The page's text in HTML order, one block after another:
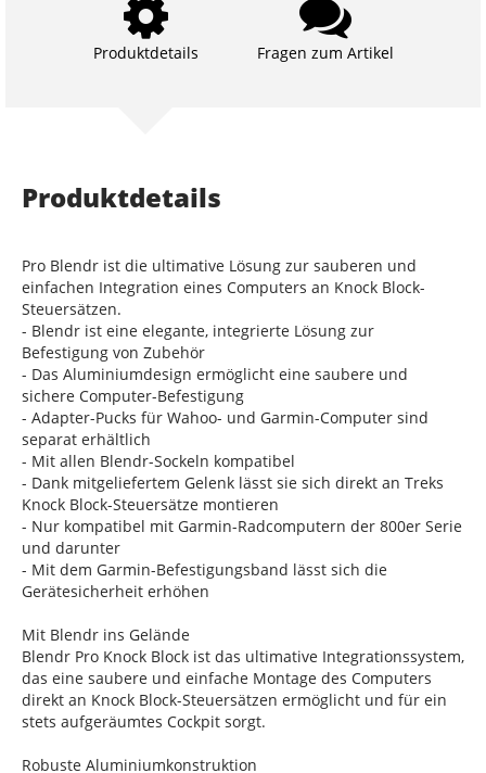
Produktdetails Fragen zum Artikel
Produktdetails
Pro Blendr ist die ultimative Lösung zur sauberen und
einfachen Integration eines Computers an Knock Block-
Steuersätzen.
- Blendr ist eine elegante, integrierte Lösung zur
Befestigung von Zubehör
- Das Aluminiumdesign ermöglicht eine saubere und
sichere Computer-Befestigung
- Adapter-Pucks für Wahoo- und Garmin-Computer sind
separat erhältlich
- Mit allen Blendr-Sockeln kompatibel
- Dank mitgeliefertem Gelenk lässt sie sich direkt an Treks
Knock Block-Steuersätze montieren
- Nur kompatibel mit Garmin-Radcomputern der 800er Serie
und darunter
- Mit dem Garmin-Befestigungsband lässt sich die
Gerätesicherheit erhöhen
Mit Blendr ins Gelände
Blendr Pro Knock Block ist das ultimative Integrationssystem,
das eine saubere und einfache Montage des Computers
direkt an Knock Block-Steuersätzen ermöglicht und für ein
stets aufgeräumtes Cockpit sorgt.
Robuste Aluminiumkonstruktion